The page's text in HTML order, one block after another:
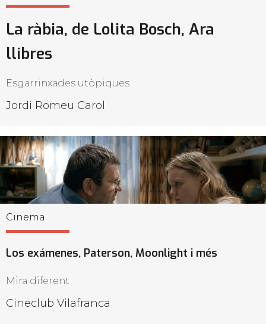
La ràbia, de Lolita Bosch, Ara
llibres
Esgarrinxades utòpiques
Jordi Romeu Carol
Cinema
Los exámenes, Paterson, Moonlight i més
Mira diferent
Cineclub Vilafranca